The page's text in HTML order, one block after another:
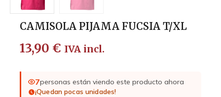
CAMISOLA PIJAMA FUCSIA T/XL
13,90 € IVA incl.
7personas están viendo este producto ahora
¡Quedan pocas unidades!